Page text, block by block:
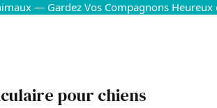
— Gardez Vos Compagnons Heureux
pour chiens